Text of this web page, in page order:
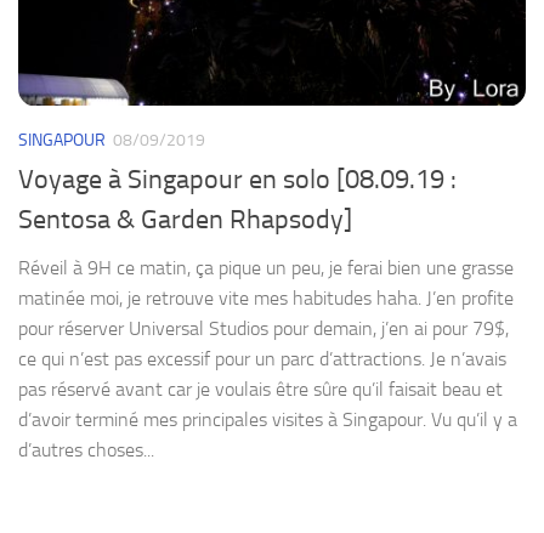
SINGAPOUR 08/09/2019
Voyage à Singapour en solo [08.09.19 :
Sentosa & Garden Rhapsody]
Réveil à 9H ce matin, ça pique un peu, je ferai bien une grasse
matinée moi, je retrouve vite mes habitudes haha. J’en profite
pour réserver Universal Studios pour demain, j’en ai pour 79$,
ce qui n’est pas excessif pour un parc d’attractions. Je n’avais
pas réservé avant car je voulais être sûre qu’il faisait beau et
d’avoir terminé mes principales visites à Singapour. Vu qu’il y a
d’autres choses...